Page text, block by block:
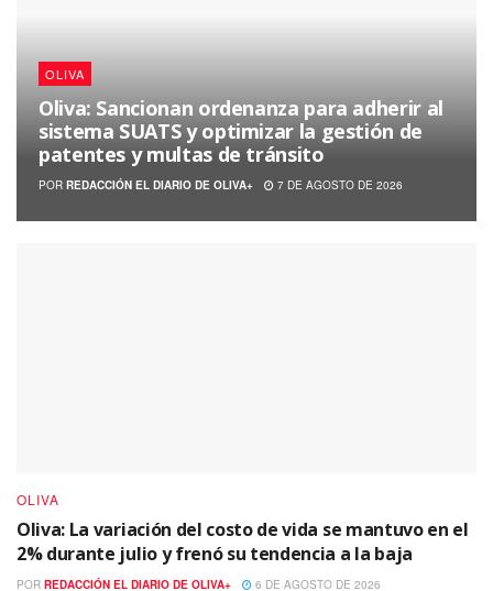
OLIVA
Oliva: Sancionan ordenanza para adherir al
sistema SUATS y optimizar la gestión de
patentes y multas de tránsito
POR REDACCIÓN EL DIARIO DE OLIVA+ 7 DE AGOSTO DE 2026
OLIVA
Oliva: La variación del costo de vida se mantuvo en el
2% durante julio y frenó su tendencia a la baja
POR REDACCIÓN EL DIARIO DE OLIVA+ 6 DE AGOSTO DE 2026